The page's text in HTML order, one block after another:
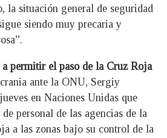
la situación general de seguridad
siendo muy precaria y
permitir el paso de la Cruz Roja
ante la ONU, Sergiy
en Naciones Unidas que
personal de las agencias de la
a las zonas bajo su control de la